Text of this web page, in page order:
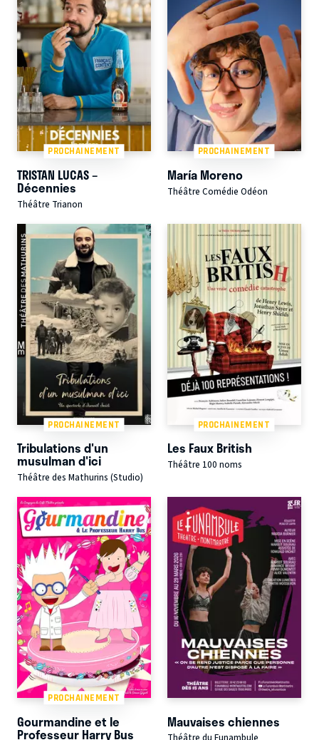
PROCHAINEMENT
TRISTAN LUCAS –
Décennies
Théâtre Trianon
PROCHAINEMENT
María Moreno
Théâtre Comédie Odéon
PROCHAINEMENT
Tribulations d'un
musulman d'ici
Théâtre des Mathurins (Studio)
PROCHAINEMENT
Les Faux British
Théâtre 100 noms
PROCHAINEMENT
Gourmandine et le
Professeur Harry Bus
Mauvaises chiennes